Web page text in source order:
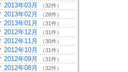
2013年03月 （32件）
2013年02月 （28件）
2013年01月 （31件）
2012年12月 （31件）
2012年11月 （30件）
2012年10月 （31件）
2012年09月 （31件）
2012年08月 （32件）